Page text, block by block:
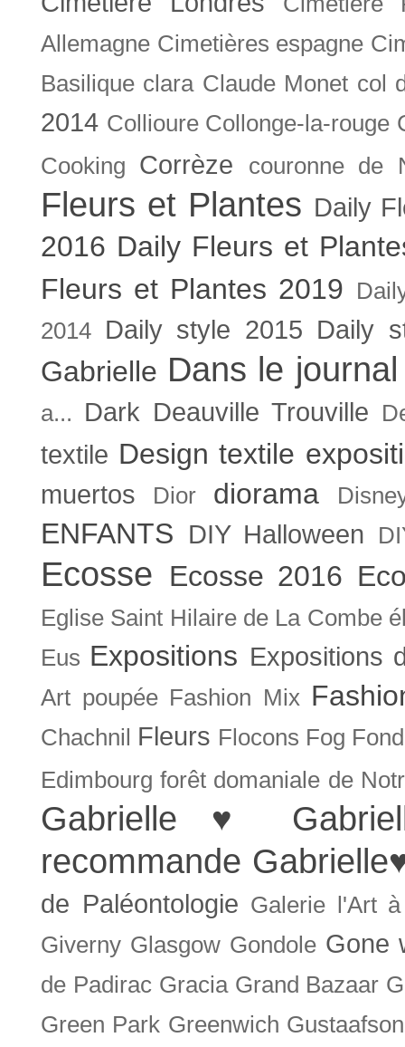
Allemagne Cimetières espagne
Basilique clara Claude Monet col
2014 Collioure Collonge-la-rouge
Cooking
Corrèze couronne de
Fleurs et Plantes Daily
2016 Daily Fleurs et
Fleurs et Plantes 2019
2014
Daily style 2015 Daily
Gabrielle Dans le journal
a... Dark Deauville Trouville
textile Design textile
muertos Dior diorama
ENFANTS DIY Halloween
Ecosse Ecosse 2016
Eglise Saint Hilaire de La Combe
Eus Expositions Expositions
Art poupée Fashion Mix
Chachnil Fleurs Flocons Fog
Edimbourg forêt domaniale de
Gabrielle ♥
recommande
de Paléontologie Galerie l'Art
Giverny Glasgow Gondole Gone
de Padirac Gracia Grand Bazaar
Green Park Greenwich Gustaafson